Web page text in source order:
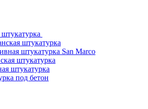
штукатурка
штукатурка San Marco
штукатурка
штукатурка
под бетон